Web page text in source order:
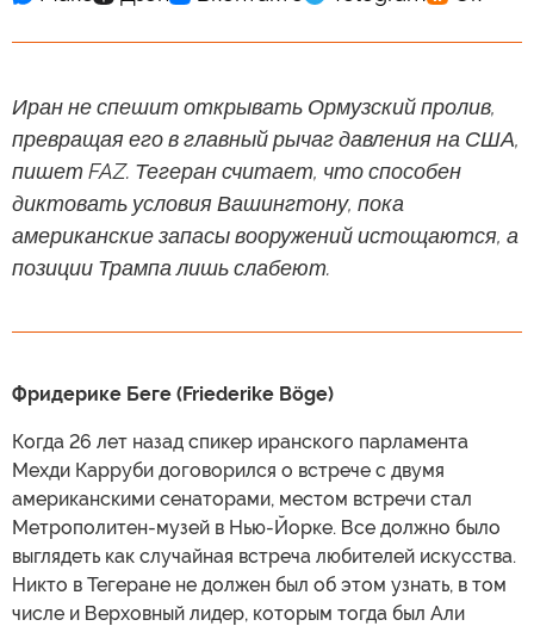
Иран не спешит открывать Ормузский пролив,
превращая его в главный рычаг давления на США,
пишет FAZ. Тегеран считает, что способен
диктовать условия Вашингтону, пока
американские запасы вооружений истощаются, а
позиции Трампа лишь слабеют.
Фридерике Беге (Friederike Böge)
Когда 26 лет назад спикер иранского парламента
Мехди Карруби договорился о встрече с двумя
американскими сенаторами, местом встречи стал
Метрополитен-музей в Нью-Йорке. Все должно было
выглядеть как случайная встреча любителей искусства.
Никто в Тегеране не должен был об этом узнать, в том
числе и Верховный лидер, которым тогда был Али